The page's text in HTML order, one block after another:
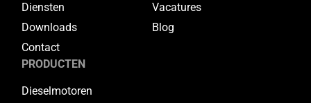
Diensten
Vacatures
Downloads
Blog
Contact
PRODUCTEN
Dieselmotoren